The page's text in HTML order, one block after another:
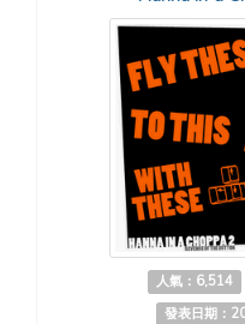
人氣：6,514
發表日期：